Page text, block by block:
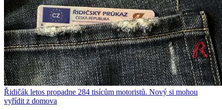
Řidičák letos propadne 284 tisícům motoristů. Nový si mohou
vyřídit z domova